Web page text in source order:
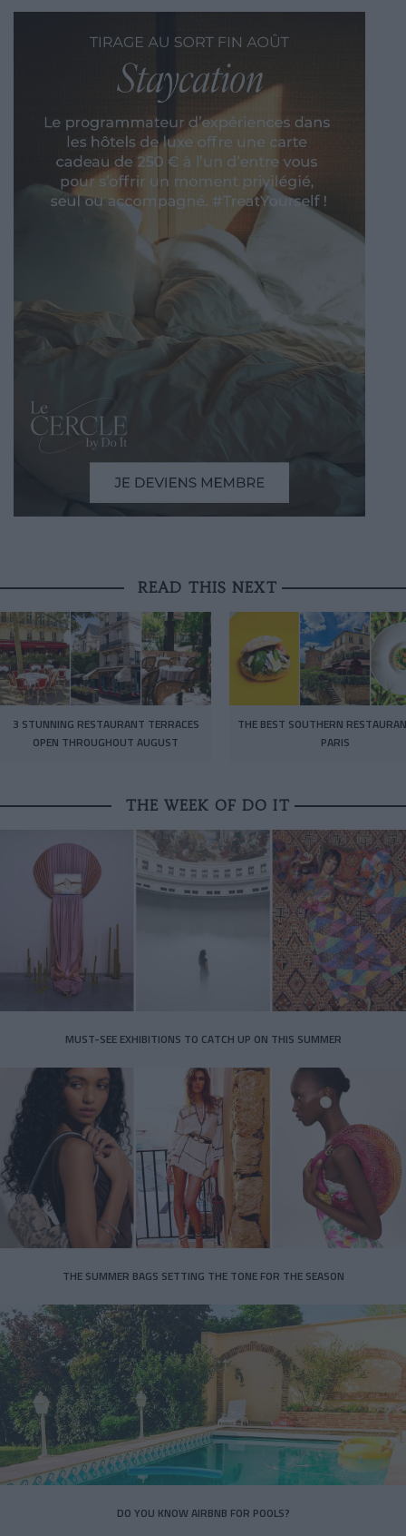
READ THIS NEXT
3 STUNNING RESTAURANT TERRACES
OPEN THROUGHOUT AUGUST
THE BEST SOUTHERN
PARIS
THE WEEK OF DO IT
MUST-SEE EXHIBITIONS TO CATCH UP ON THIS SUMMER
THE SUMMER BAGS SETTING THE TONE FOR THE SEASON
DO YOU KNOW AIRBNB FOR POOLS?